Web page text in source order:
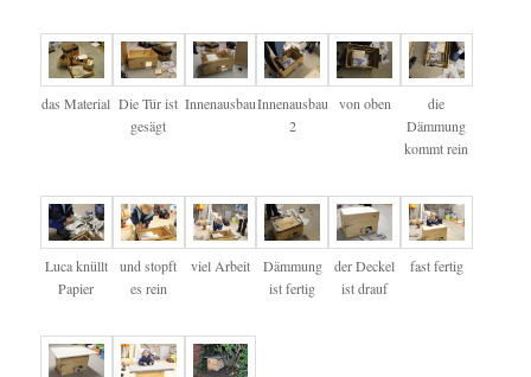
das Material Die Tür ist
gesägt
InnenausbauInnenausbau
2
von oben
die
Dämmung
kommt rein
Luca knüllt
Papier
und stopft
es rein
viel Arbeit
Dämmung
ist fertig
der Deckel
ist drauf
fast fertig